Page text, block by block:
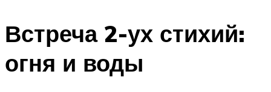
Встреча 2-ух стихий:
огня и воды